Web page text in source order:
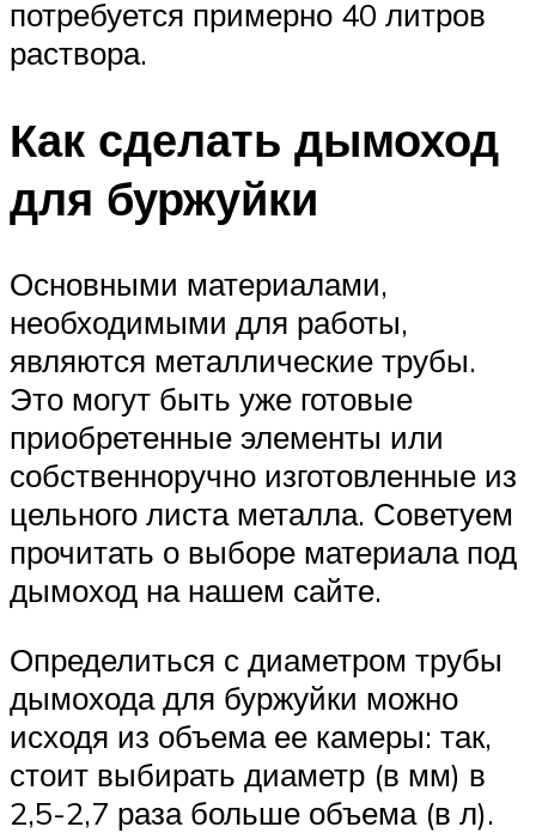
потребуется примерно 40 литров
раствора.
Как сделать дымоход
для буржуйки
Основными материалами,
необходимыми для работы,
являются металлические трубы.
Это могут быть уже готовые
приобретенные элементы или
собственноручно изготовленные из
цельного листа металла. Советуем
прочитать о выборе материала под
дымоход на нашем сайте.
Определиться с диаметром трубы
дымохода для буржуйки можно
исходя из объема ее камеры: так,
стоит выбирать диаметр (в мм) в
2,5-2,7 раза больше объема (в л).